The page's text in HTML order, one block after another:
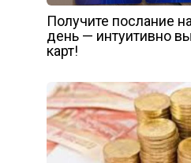
Получите послание
день — интуитивно
карт!